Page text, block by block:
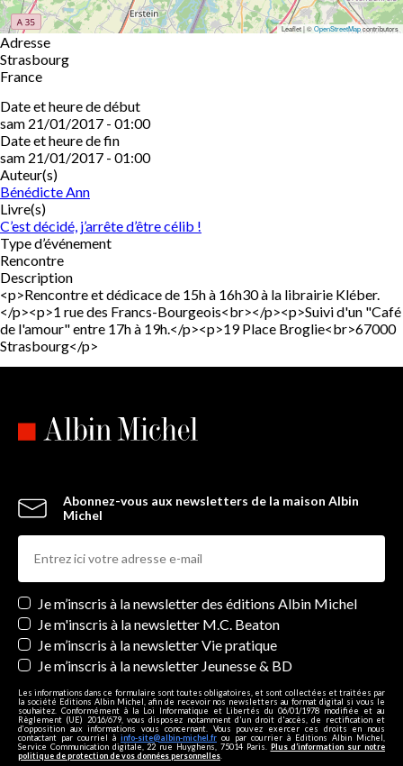
Leaflet | ©OpenStreetMapcontributors
Adresse
Strasbourg
France
Date et heure de début
sam 21/01/2017 - 01:00
Date et heure de fin
sam 21/01/2017 - 01:00
Auteur(s)
Bénédicte Ann
Livre(s)
C’est décidé, j’arrête d’être célib !
Type d’événement
Rencontre
Description
<p>Rencontre et dédicace de 15h à 16h30 à la librairie Kléber.
</p><p>1 rue des Francs-Bourgeois<br></p><p>Suivi d'un "Café
de l'amour" entre 17h à 19h.</p><p>19 Place Broglie<br>67000
Strasbourg</p>
Abonnez-vous aux newsletters de la maison Albin
Michel
Newsletters
Je m’inscris à la newsletter des éditions Albin Michel
Je m'inscris à la newsletter M.C. Beaton
Je m’inscris à la newsletter Vie pratique
Je m’inscris à la newsletter Jeunesse & BD
Les informations dans ce formulaire sont toutes obligatoires, et sont collectées et traitées par
la société Editions Albin Michel, afin de recevoir nos newsletters au format digital si vous le
souhaitez. Conformément à la Loi Informatique et Libertés du 06/01/1978 modifiée et au
Règlement (UE) 2016/679, vous disposez notamment d'un droit d'accès, de rectification et
d’opposition aux informations vous concernant. Vous pouvez exercer ces droits en nous
contactant par courriel à info-site@albin-michel.fr ou par courrier à Editions Albin Michel,
Service Communication digitale, 22 rue Huyghens, 75014 Paris. Plus d’information sur notre
politique de protection de vos données personnelles